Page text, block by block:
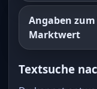
Angaben
Marktwert
Textsuche